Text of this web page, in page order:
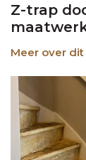
Z-trap
Meer over